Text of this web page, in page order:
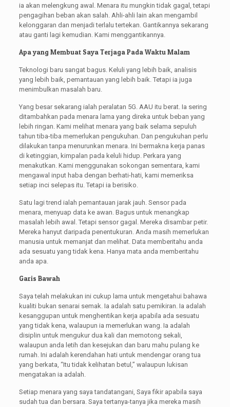
ia akan melengkung awal. Menara itu mungkin tidak gagal, tetapi
pengagihan beban akan salah. Ahli-ahli lain akan mengambil
kelonggaran dan menjadi terlalu tertekan. Gantikannya sekarang
atau ganti lagi kemudian. Kami menggantikannya.
Apa yang Membuat Saya Terjaga Pada Waktu Malam
Teknologi baru sangat bagus. Keluli yang lebih baik, analisis
yang lebih baik, pemantauan yang lebih baik. Tetapi ia juga
menimbulkan masalah baru.
Yang besar sekarang ialah peralatan 5G. AAU itu berat. Ia sering
ditambahkan pada menara lama yang direka untuk beban yang
lebih ringan. Kami melihat menara yang baik selama sepuluh
tahun tiba-tiba memerlukan pengukuhan. Dan pengukuhan perlu
dilakukan tanpa menurunkan menara. Ini bermakna kerja panas
di ketinggian, kimpalan pada keluli hidup. Perkara yang
menakutkan. Kami menggunakan sokongan sementara, kami
mengawal input haba dengan berhati-hati, kami memeriksa
setiap inci selepas itu. Tetapi ia berisiko.
Satu lagi trend ialah pemantauan jarak jauh. Sensor pada
menara, menyuap data ke awan. Bagus untuk menangkap
masalah lebih awal. Tetapi sensor gagal. Mereka disambar petir.
Mereka hanyut daripada penentukuran. Anda masih memerlukan
manusia untuk memanjat dan melihat. Data memberitahu anda
ada sesuatu yang tidak kena. Hanya mata anda memberitahu
anda apa.
Garis Bawah
Saya telah melakukan ini cukup lama untuk mengetahui bahawa
kualiti bukan senarai semak. Ia adalah satu pemikiran. Ia adalah
kesanggupan untuk menghentikan kerja apabila ada sesuatu
yang tidak kena, walaupun ia memerlukan wang. Ia adalah
disiplin untuk mengukur dua kali dan memotong sekali,
walaupun anda letih dan kesejukan dan baru mahu pulang ke
rumah. Ini adalah kerendahan hati untuk mendengar orang tua
yang berkata, “Itu tidak kelihatan betul,” walaupun lukisan
mengatakan ia adalah.
Setiap menara yang saya tandatangani, Saya fikir apabila saya
sudah tua dan bersara. Saya tertanya-tanya jika mereka masih